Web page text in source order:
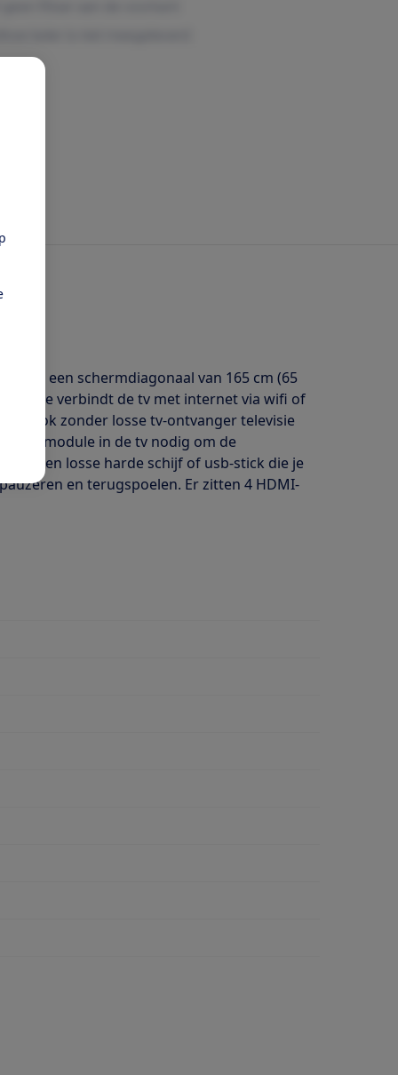
met een schermdiagonaal van 165 cm (65
Je verbindt de tv met internet via wifi of
ook zonder losse tv-ontvanger televisie
CI+ module in de tv nodig om de
Via een losse harde schijf of usb-stick die je
en terugspoelen. Er zitten 4 HDMI-